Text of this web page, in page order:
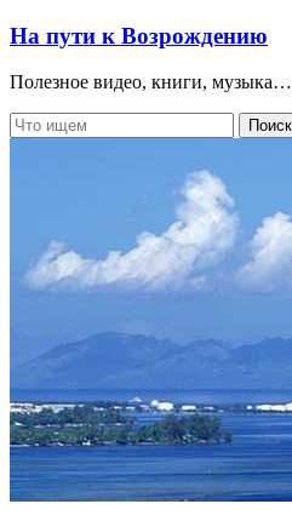
На пути к Возрождению
Полезное видео, книги, музыка…